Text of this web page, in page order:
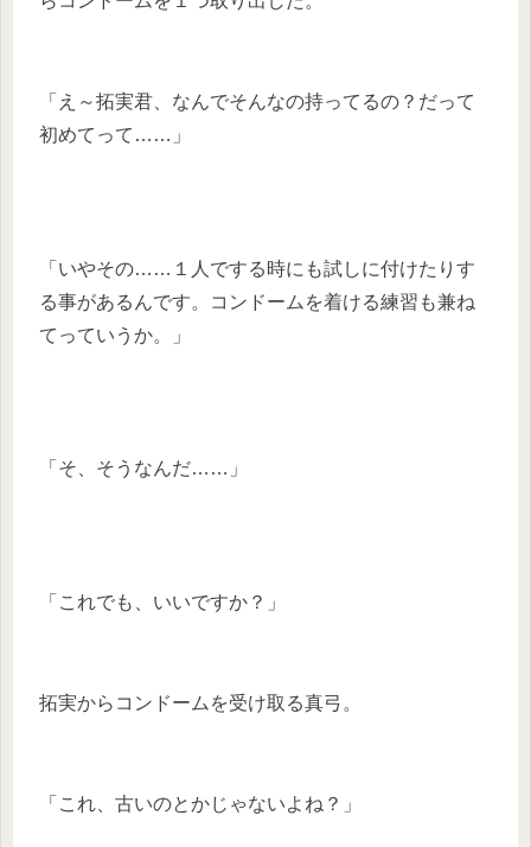
「え～拓実君、なんでそんなの持ってるの？だって
初めてって……」
「いやその……１人でする時にも試しに付けたりす
る事があるんです。コンドームを着ける練習も兼ね
てっていうか。」
「そ、そうなんだ……」
「これでも、いいですか？」
拓実からコンドームを受け取る真弓。
「これ、古いのとかじゃないよね？」